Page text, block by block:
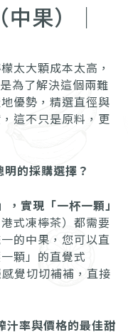
果）｜
太大顆成本太高，
為了解決這個兩難
優勢，精選直徑與
這不只是原料，更
的採購選擇？
實現「一杯一顆」
式凍檸茶）都需要
的中果，您可以直
顆」的直覺式
覺切切補補，直接
率與價格的最佳甜